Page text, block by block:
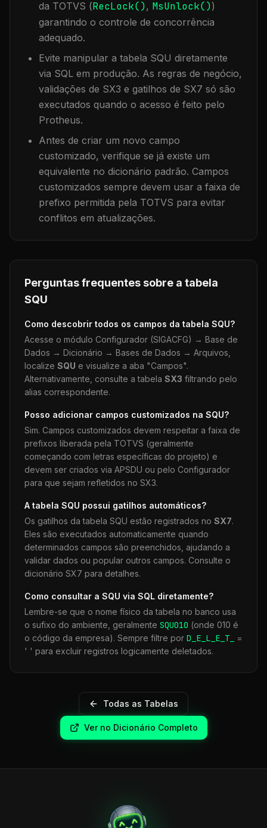
da TOTVS (RecLock(), MsUnlock())
garantindo o controle de concorrência
adequado.
Evite manipular a tabela SQU diretamente
via SQL em produção. As regras de negócio,
validações de SX3 e gatilhos de SX7 só são
executados quando o acesso é feito pelo
Protheus.
Antes de criar um novo campo
customizado, verifique se já existe um
equivalente no dicionário padrão. Campos
customizados sempre devem usar a faixa de
prefixo permitida pela TOTVS para evitar
conflitos em atualizações.
Perguntas frequentes sobre a tabela
SQU
Como descobrir todos os campos da tabela SQU?
Acesse o módulo Configurador (SIGACFG) → Base de
Dados → Dicionário → Bases de Dados → Arquivos,
localize SQU e visualize a aba "Campos".
Alternativamente, consulte a tabela SX3 filtrando pelo
alias correspondente.
Posso adicionar campos customizados na SQU?
Sim. Campos customizados devem respeitar a faixa de
prefixos liberada pela TOTVS (geralmente
começando com letras específicas do projeto) e
devem ser criados via APSDU ou pelo Configurador
para que sejam refletidos no SX3.
A tabela SQU possui gatilhos automáticos?
Os gatilhos da tabela SQU estão registrados no SX7.
Eles são executados automaticamente quando
determinados campos são preenchidos, ajudando a
validar dados ou popular outros campos. Consulte o
dicionário SX7 para detalhes.
Como consultar a SQU via SQL diretamente?
Lembre-se que o nome físico da tabela no banco usa
o sufixo do ambiente, geralmente SQU010 (onde 010 é
o código da empresa). Sempre filtre por D_E_L_E_T_
=
' ' para excluir registros logicamente deletados.
Todas as Tabelas
Ver no Dicionário Completo